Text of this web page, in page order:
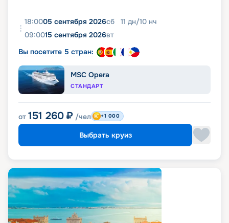
18:0005 сентября 2026сб 11 дн/10 нч
09:0015 сентября 2026вт
Вы посетите 5 стран:
MSC Opera
СТАНДАРТ
от 151 260 ₽ /чел +1 000
Выбрать круиз